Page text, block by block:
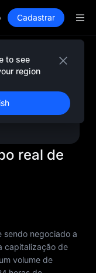
Live
Subscription on
Live
Subscription on
Cadastrar
to see
region
real de
sendo negociado a
capitalização de
volume de